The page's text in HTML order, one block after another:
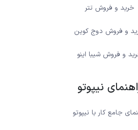
خرید و فروش تتر
و فروش دوج کوین
و فروش شیبا اینو
نیپوتو
جامع کار با نیپوتو